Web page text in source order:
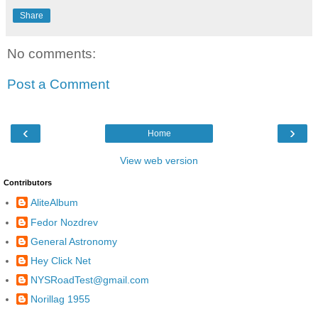
Share
No comments:
Post a Comment
‹ ›
Home
View web version
Contributors
AliteAlbum
Fedor Nozdrev
General Astronomy
Hey Click Net
NYSRoadTest@gmail.com
Norillag 1955